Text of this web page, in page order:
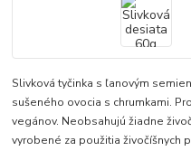
Slivková tyčinka s ľanovým
sušeného ovocia s chrumkami.
vegánov. Neobsahujú žiadne
vyrobené za použitia živočíšnych